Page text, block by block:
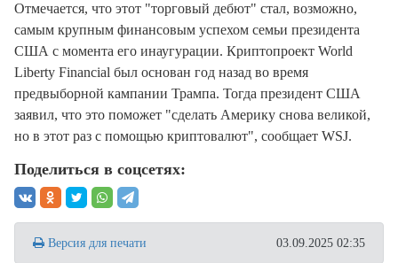
Отмечается, что этот "торговый дебют" стал, возможно,
самым крупным финансовым успехом семьи президента
США с момента его инаугурации. Криптопроект World
Liberty Financial был основан год назад во время
предвыборной кампании Трампа. Тогда президент США
заявил, что это поможет "сделать Америку снова великой,
но в этот раз с помощью криптовалют", сообщает WSJ.
Поделиться в соцсетях:
Версия для печати 03.09.2025 02:35